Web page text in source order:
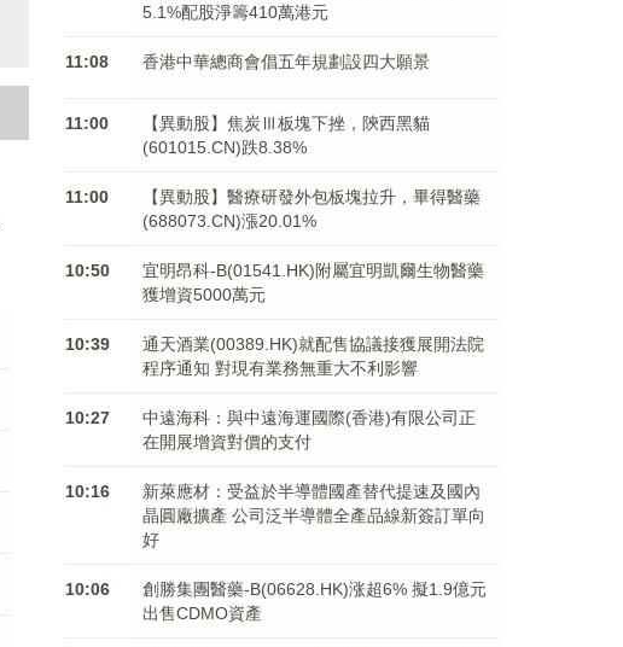
5.1%配股淨籌410萬港元
11:08 香港中華總商會倡五年規劃設四大願景
11:00
【異動股】焦炭Ⅲ板塊下挫，陝西黑貓
(601015.CN)跌8.38%
11:00
【異動股】醫療研發外包板塊拉升，畢得醫藥
(688073.CN)漲20.01%
10:50
宜明昂科-B(01541.HK)附屬宜明凱爾生物醫藥
獲增資5000萬元
10:39
通天酒業(00389.HK)就配售協議接獲展開法院
程序通知 對現有業務無重大不利影響
10:27
中遠海科：與中遠海運國際(香港)有限公司正
在開展增資對價的支付
10:16
新萊應材：受益於半導體國產替代提速及國內
晶圓廠擴產 公司泛半導體全產品線新簽訂單向
好
10:06
創勝集團醫藥-B(06628.HK)涨超6% 擬1.9億元
出售CDMO資產